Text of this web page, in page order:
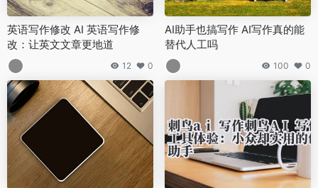
英语写作修改 AI 英语写作修
改：让英文文章更地道
12 0
AI助手也搞写作 AI写作真的能
替代人工吗
100 0